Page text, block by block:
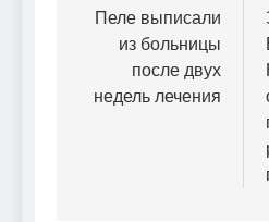
записів
Пеле выписали
из больницы
после двух
недель лечения